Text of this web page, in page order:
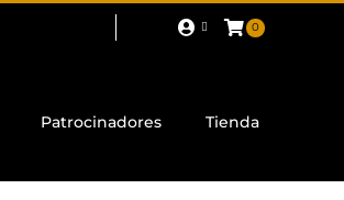
0
Patrocinadores Tienda